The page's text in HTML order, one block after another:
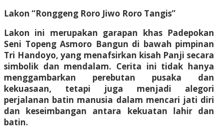
Lakon “Ronggeng Roro Jiwo Roro Tangis”
Lakon ini merupakan garapan khas Padepokan
Seni Topeng Asmoro Bangun di bawah pimpinan
Tri Handoyo, yang menafsirkan kisah Panji secara
simbolik dan mendalam. Cerita ini tidak hanya
menggambarkan perebutan pusaka dan
kekuasaan, tetapi juga menjadi alegori
perjalanan batin manusia dalam mencari jati diri
dan keseimbangan antara kekuatan lahir dan
batin.